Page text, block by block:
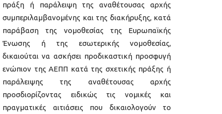
πράξη ή παράλειψη της αναθέτουσας αρχής
συμπεριλαμβανομένης και της διακήρυξης, κατά
παράβαση της νομοθεσίας της Ευρωπαϊκής
Ένωσης ή της εσωτερικής νομοθεσίας,
δικαιούται να ασκήσει προδικαστική προσφυγή
ενώπιον της ΑΕΠΠ κατά της σχετικής πράξης ή
παράλειψης της αναθέτουσας αρχής
προσδιορίζοντας ειδικώς τις νομικές και
πραγματικές αιτιάσεις που δικαιολογούν το